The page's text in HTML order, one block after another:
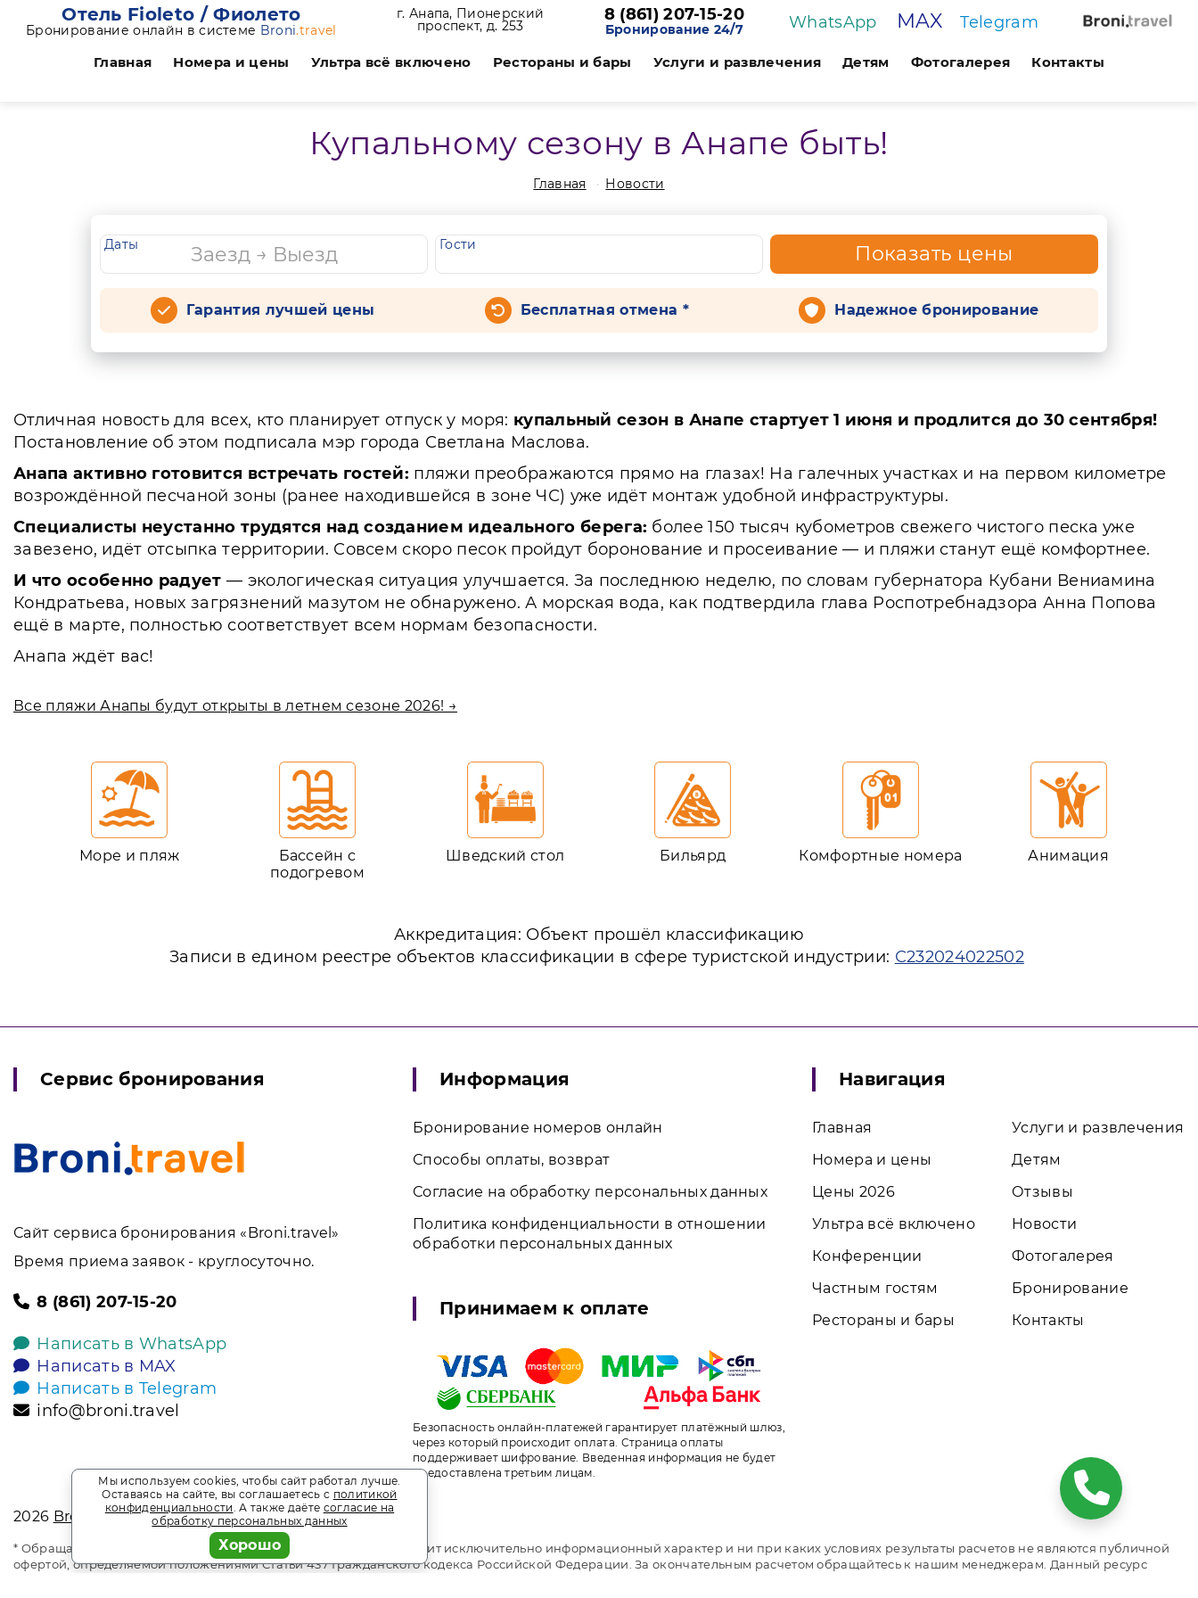
Отель Fioleto / Фиолето
Бронирование онлайн в системе Broni.travel
г. Анапа, Пионерский
проспект, д. 253
8 (861) 207-15-20
Бронирование 24/7 WhatsApp MAX Telegram
Главная Номера и цены Ультра всё включено Рестораны и бары Услуги и развлечения Детям Фотогалерея Контакты
Купальному сезону в Анапе быть!
Главная Новости
Даты Гости Показать цены
Гарантия лучшей цены Бесплатная отмена * Надежное бронирование
Отличная новость для всех, кто планирует отпуск у моря: купальный сезон в Анапе стартует 1 июня и продлится до 30 сентября!
Постановление об этом подписала мэр города Светлана Маслова.
Анапа активно готовится встречать гостей: пляжи преображаются прямо на глазах! На галечных участках и на первом километре
возрождённой песчаной зоны (ранее находившейся в зоне ЧС) уже идёт монтаж удобной инфраструктуры.
Специалисты неустанно трудятся над созданием идеального берега: более 150 тысяч кубометров свежего чистого песка уже
завезено, идёт отсыпка территории. Совсем скоро песок пройдут боронование и просеивание — и пляжи станут ещё комфортнее.
И что особенно радует — экологическая ситуация улучшается. За последнюю неделю, по словам губернатора Кубани Вениамина
Кондратьева, новых загрязнений мазутом не обнаружено. А морская вода, как подтвердила глава Роспотребнадзора Анна Попова
ещё в марте, полностью соответствует всем нормам безопасности.
Анапа ждёт вас!
Все пляжи Анапы будут открыты в летнем сезоне 2026! →
Море и пляж
Бассейн с
подогревом
Шведский стол Бильярд Комфортные номера Анимация
Аккредитация: Объект прошёл классификацию
Записи в едином реестре объектов классификации в сфере туристской индустрии: С232024022502
Сервис бронирования
Сайт сервиса бронирования «Broni.travel»
Время приема заявок - круглосуточно.
8 (861) 207-15-20
Написать в WhatsApp
Написать в MAX
Написать в Telegram
info@broni.travel
Информация
Бронирование номеров онлайн
Способы оплаты, возврат
Согласие на обработку персональных данных
Политика конфиденциальности в отношении
обработки персональных данных
Принимаем к оплате
Безопасность онлайн-платежей гарантирует платёжный шлюз,
через который происходит оплата. Страница оплаты
поддерживает шифрование. Введенная информация не будет
предоставлена третьим лицам.
Навигация
Главная
Номера и цены
Цены 2026
Ультра всё включено
Конференции
Частным гостям
Рестораны и бары
Услуги и развлечения
Детям
Отзывы
Новости
Фотогалерея
Бронирование
Контакты
2026 Broni.travel
* Обращаем ваше внимание на то, что данный интернет-сайт носит исключительно информационный характер и ни при каких условиях результаты расчетов не являются публичной
офертой, определяемой положениями Статьи 437 Гражданского кодекса Российской Федерации. За окончательным расчетом обращайтесь к нашим менеджерам. Данный ресурс
Мы используем cookies, чтобы сайт работал лучше.
Оставаясь на сайте, вы соглашаетесь с политикой
конфиденциальности. А также даёте согласие на
обработку персональных данных
Хорошо